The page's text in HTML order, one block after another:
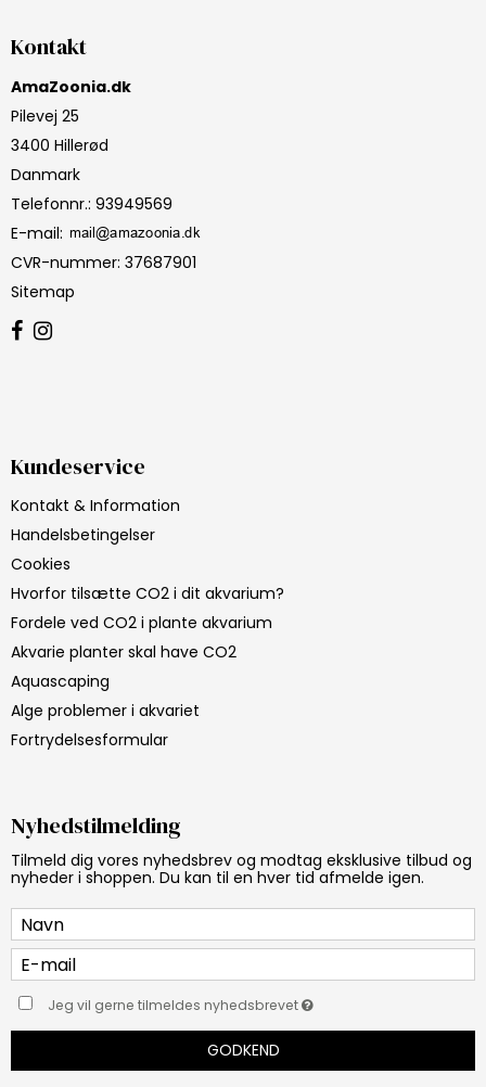
Kontakt
AmaZoonia.dk
Pilevej 25
3400 Hillerød
Danmark
Telefonnr.: 93949569
E-mail:
CVR-nummer: 37687901
Sitemap
Kundeservice
Kontakt & Information
Handelsbetingelser
Cookies
Hvorfor tilsætte CO2 i dit akvarium?
Fordele ved CO2 i plante akvarium
Akvarie planter skal have CO2
Aquascaping
Alge problemer i akvariet
Fortrydelsesformular
Nyhedstilmelding
Tilmeld dig vores nyhedsbrev og modtag eksklusive tilbud og
nyheder i shoppen. Du kan til en hver tid afmelde igen.
Jeg vil gerne tilmeldes nyhedsbrevet
GODKEND